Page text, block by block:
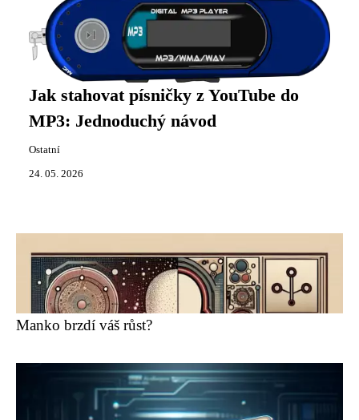
Jak stahovat písničky z YouTube do
MP3: Jednoduchý návod
Ostatní
24. 05. 2026
Manko brzdí váš růst?